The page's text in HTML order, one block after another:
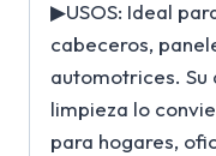
▶USOS: Ideal
cabeceros,
automotrices.
limpieza lo
para hogares,